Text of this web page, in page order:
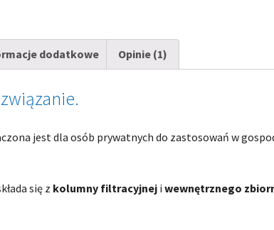
dodatkowe Opinie (1)
jest dla osób prywatnych do zastosowań w
się z kolumny filtracyjneji wewnętrznego